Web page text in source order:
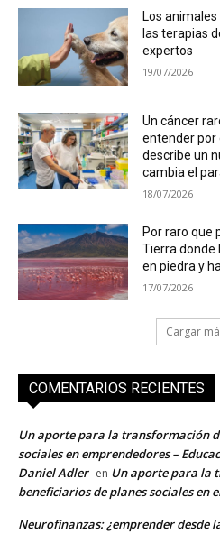
Los
las terapias
expertos
19/07/2026
Un cáncer
entender por
describe un
cambia el
18/07/2026
Por raro que
Tierra donde
en piedra y
17/07/2026
Cargar
COMENTARIOS RECIENTES
Un aporte para la transformación
sociales en emprendedores –
Daniel Adler en Un aporte para la
beneficiarios de planes sociales en
Neurofinanzas: ¿emprender desde